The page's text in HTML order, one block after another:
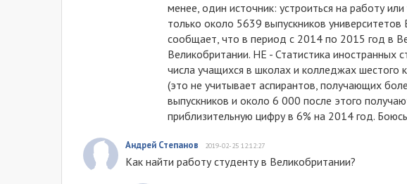
менее, один источник: устроиться на работу
только около 5639 выпускников университетов
сообщает, что в период с 2014 по 2015 год в
Великобритании. HE - Статистика
числа учащихся в школах и колледжах шестого
(это не учитывает аспирантов, получающих
выпускников и около 6 000 после этого
приблизительную цифру в 6% на 2014 год.
Андрей Степанов 2019-02-25 12:12:27
Как найти работу студенту в Великобритании?